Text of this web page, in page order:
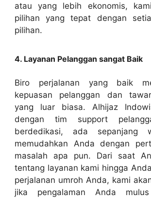
atau yang lebih ekonomis,
pilihan yang tepat dengan
pilihan.
4. Layanan Pelanggan sangat Baik
Biro perjalanan yang baik
kepuasan pelanggan dan
yang luar biasa. Alhijaz
dengan tim support
berdedikasi, ada sepanjang
memudahkan Anda dengan
masalah apa pun. Dari saat
tentang layanan kami hingga
perjalanan umroh Anda, kami
jika pengalaman Anda